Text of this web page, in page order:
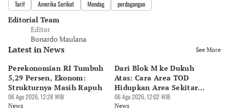
Tarif Amerika Serikat Mendag perdagangan
Editorial Team
Editor
Bonardo Maulana
Latest in News See More
Perekonomian RI Tumbuh
5,29 Persen, Ekonom:
Strukturnya Masih Rapuh
06 Agu 2026, 12:28 WIB
News
Dari Blok M ke Dukuh
Atas: Cara Area TOD
Hidupkan Area Sekitar
Stasiun
06 Agu 2026, 12:02 WIB
News